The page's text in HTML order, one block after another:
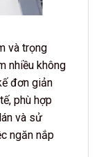
và trọng
nhiều không
đơn giản
phù hợp
và sử
ngăn nắp